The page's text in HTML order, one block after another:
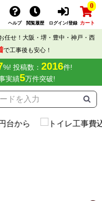
ヘルプ 閲覧履歴 ログイン/登録
0
カート
任せ！大阪・堺・豊中・神戸・西
で工事後も安心！
%! 投稿数： 2016件!
実績5万件突破!